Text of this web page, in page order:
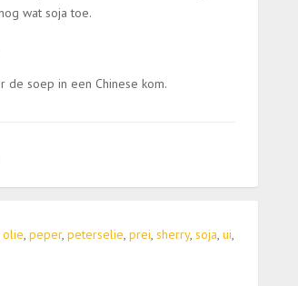
wat soja toe.
de soep in een Chinese kom.
olie, peper, peterselie, prei, sherry, soja, ui,